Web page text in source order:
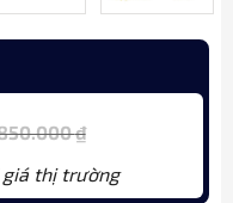
₫
thị trường